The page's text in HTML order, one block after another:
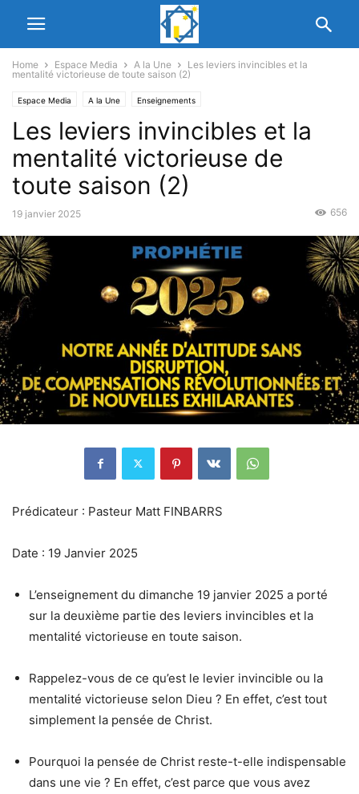
Home Espace Media A la Une
Les leviers invincibles et la
mentalité victorieuse de toute saison (2)
Espace Media A la Une Enseignements
Les leviers invincibles et la
mentalité victorieuse de
toute saison (2)
19 janvier 2025 656
Prédicateur : Pasteur Matt FINBARRS
Date : 19 Janvier 2025
L’enseignement du dimanche 19 janvier 2025 a porté
sur la deuxième partie des leviers invincibles et la
mentalité victorieuse en toute saison.
Rappelez-vous de ce qu’est le levier invincible ou la
mentalité victorieuse selon Dieu ? En effet, c’est tout
simplement la pensée de Christ.
Pourquoi la pensée de Christ reste-t-elle indispensable
dans une vie ? En effet, c’est parce que vous avez